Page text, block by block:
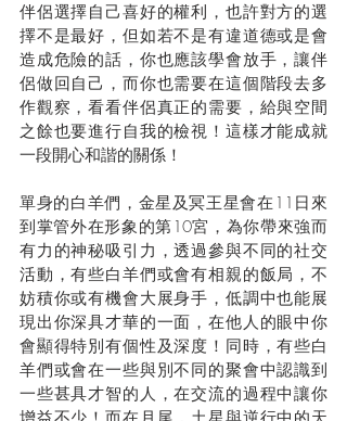
伴侶選擇自己喜好的權利，也許對方的選
擇不是最好，但如若不是有違道德或是會
造成危險的話，你也應該學會放手，讓伴
侶做回自己，而你也需要在這個階段去多
作觀察，看看伴侶真正的需要，給與空間
之餘也要進行自我的檢視！這樣才能成就
一段開心和諧的關係！
單身的白羊們，金星及冥王星會在11日來
到掌管外在形象的第10宮，為你帶來強而
有力的神秘吸引力，透過參與不同的社交
活動，有些白羊們或會有相親的飯局，不
妨積你或有機會大展身手，低調中也能展
現出你深具才華的一面，在他人的眼中你
會顯得特別有個性及深度！同時，有些白
羊們或會在一些與別不同的聚會中認識到
一些甚具才智的人，在交流的過程中讓你